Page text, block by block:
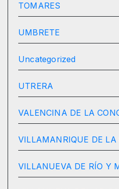
TOMARES
UMBRETE
Uncategorized
UTRERA
VALENCINA DE LA
VILLAMANRIQUE DE LA
VILLANUEVA DE RÍO Y